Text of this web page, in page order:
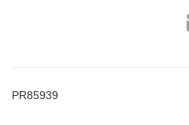
PR85939